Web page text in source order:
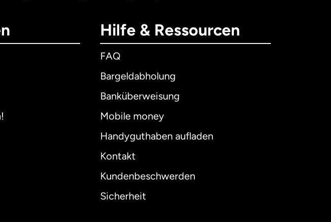
Hilfe & Ressourcen
FAQ
Bargeldabholung
Banküberweisung
Mobile money
Handyguthaben aufladen
Kontakt
Kundenbeschwerden
Sicherheit